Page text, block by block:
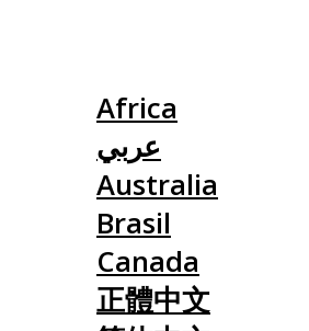
Africa
عربي
Australia
Brasil
Canada
正體中文